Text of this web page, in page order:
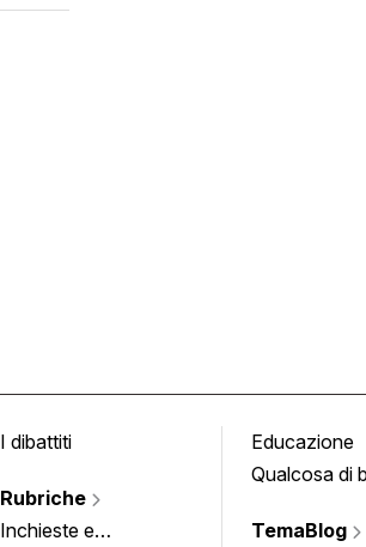
I dibattiti
Rubriche
Inchieste e
Educazione
Qualcosa di
TemaBlog